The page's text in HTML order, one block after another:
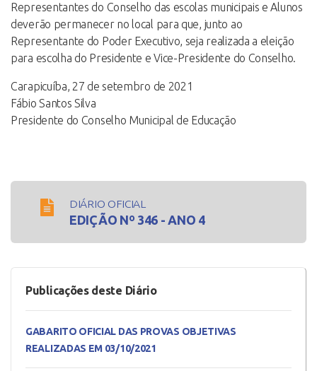
Representantes do Conselho das escolas municipais e Alunos
deverão permanecer no local para que, junto ao
Representante do Poder Executivo, seja realizada a eleição
para escolha do Presidente e Vice-Presidente do Conselho.
Carapicuíba, 27 de setembro de 2021
Fábio Santos Silva
Presidente do Conselho Municipal de Educação
DIÁRIO OFICIAL
EDIÇÃO Nº 346 - ANO 4
Publicações deste Diário
GABARITO OFICIAL DAS PROVAS OBJETIVAS
REALIZADAS EM 03/10/2021